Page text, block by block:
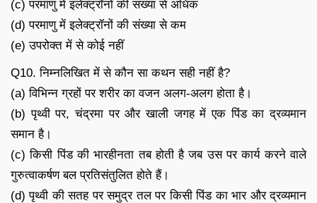
(c) परमाणु में इलेक्ट्रॉनों की संख्या से अधिक
(d) परमाणु में इलेक्ट्रॉनों की संख्या से कम
(e) उपरोक्त में से कोई नहीं
Q10. निम्नलिखित में से कौन सा कथन सही नहीं है?
(a) विभिन्न ग्रहों पर शरीर का वजन अलग-अलग होता है।
(b) पृथ्वी पर, चंद्रमा पर और खाली जगह में एक पिंड का द्रव्यमान
समान है।
(c) किसी पिंड की भारहीनता तब होती है जब उस पर कार्य करने वाले
गुरुत्वाकर्षण बल प्रतिसंतुलित होते हैं।
(d) पृथ्वी की सतह पर समुद्र तल पर किसी पिंड का भार और द्रव्यमान